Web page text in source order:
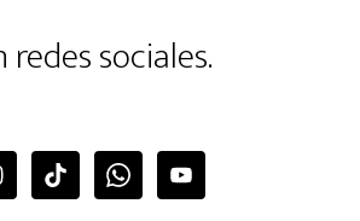
sociales.